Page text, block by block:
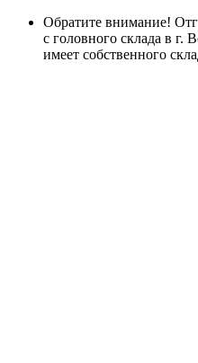
Обратите внимание!
с головного склада в г.
имеет собственного